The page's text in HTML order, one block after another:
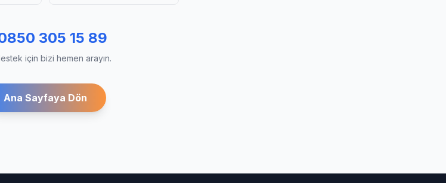
305 15 89
için bizi hemen arayın.
Ana Sayfaya Dön